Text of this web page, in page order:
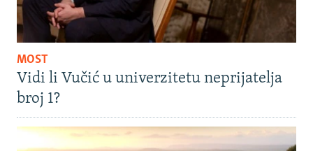
MOST
Vidi li Vučić u univerzitetu neprijatelja
broj 1?